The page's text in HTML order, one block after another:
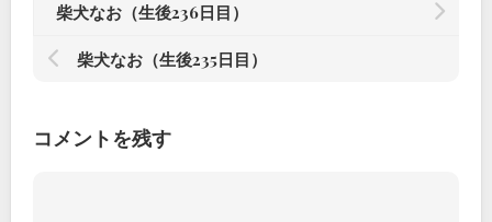
柴犬なお（生後236日目）
柴犬なお（生後235日目）
コメントを残す